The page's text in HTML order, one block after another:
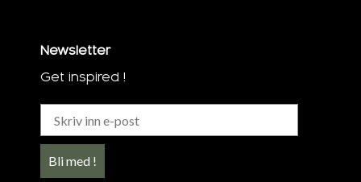
Newsletter
Get inspired !
Bli med !